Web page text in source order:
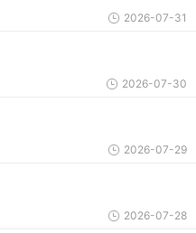
2026-07-31
2026-07-30
2026-07-29
2026-07-28